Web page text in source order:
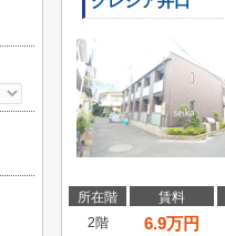
所在階 賃料
2階
6.9万円